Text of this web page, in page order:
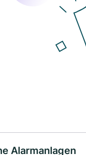
Alarmanlagen